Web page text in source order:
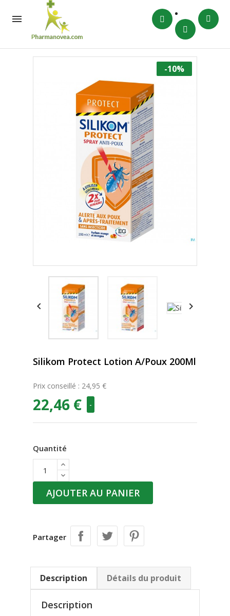

-10%
 
Silikom Protect Lotion A/Poux 200Ml
Prix conseillé : 24,95 €
22,46 € -
Quantité
AJOUTER AU PANIER
Partager
Description Détails du produit
Description